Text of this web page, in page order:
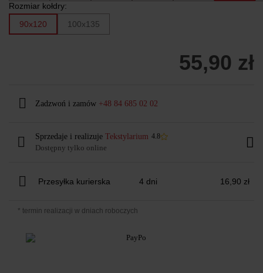
Rozmiar kołdry:
90x120
100x135
55,90 zł
Zadzwoń i zamów +48 84 685 02 02
Sprzedaje i realizuje Tekstylarium 4.8
Dostępny tylko online
Przesyłka kurierska 4 dni 16,90 zł
* termin realizacji w dniach roboczych